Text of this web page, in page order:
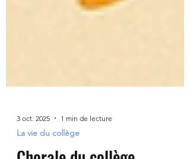
3 oct. 2025 1 min de lecture